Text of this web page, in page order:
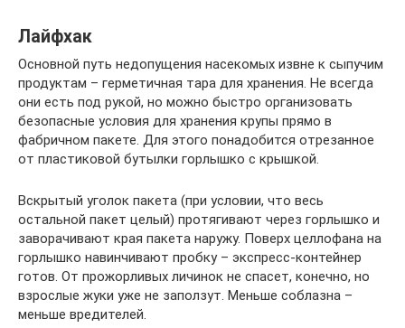
Лайфхак
Основной путь недопущения насекомых извне к сыпучим
продуктам – герметичная тара для хранения. Не всегда
они есть под рукой, но можно быстро организовать
безопасные условия для хранения крупы прямо в
фабричном пакете. Для этого понадобится отрезанное
от пластиковой бутылки горлышко с крышкой.
Вскрытый уголок пакета (при условии, что весь
остальной пакет целый) протягивают через горлышко и
заворачивают края пакета наружу. Поверх целлофана на
горлышко навинчивают пробку – экспресс-контейнер
готов. От прожорливых личинок не спасет, конечно, но
взрослые жуки уже не заползут. Меньше соблазна –
меньше вредителей.